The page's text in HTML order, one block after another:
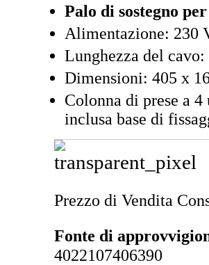
Palo di sostegno
Alimentazione: 230
Lunghezza del cavo:
Dimensioni: 405 x
Colonna di prese a
inclusa base di
Prezzo di Vendita
Fonte di
4022107406390